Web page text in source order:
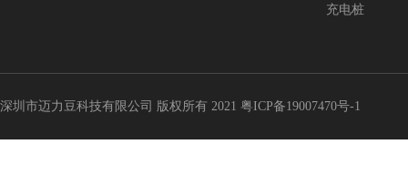
充电桩
深圳市迈力豆科技有限公司 版权所有 2021 粤ICP备19007470号-1